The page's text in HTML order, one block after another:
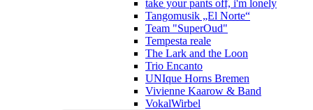
take your pants off, i'm lonely
Tangomusik „El Norte“
Team "SuperOud"
Tempesta reale
The Lark and the Loon
Trio Encanto
UNIque Horns Bremen
Vivienne Kaarow & Band
VokalWirbel